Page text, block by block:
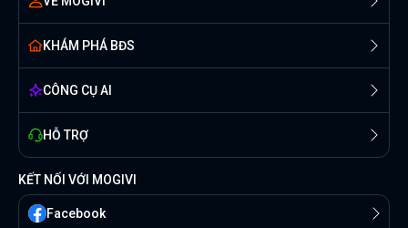
KHÁM PHÁ BĐS
CÔNG CỤ AI
HỖ TRỢ
KẾT NỐI VỚI MOGIVI
Facebook